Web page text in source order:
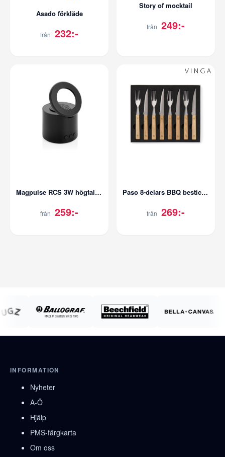
Asado förkläde
från 232:-
Story of mocktail
från 249:-
Magpulse RCS 3W högtalare med magnetisk hål
från 259:-
Paso 8-delars BBQ bestickset
från 269:-
INFORMATION
Nyheter
A-Ö
Hjälp
PMS-färgkarta
Om oss